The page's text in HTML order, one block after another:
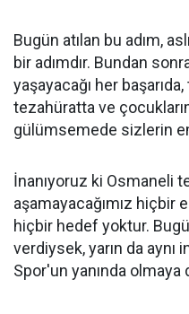
Bugün atılan bu adım,
bir adımdır. Bundan
yaşayacağı her
tezahüratta ve
gülümsemede sizlerin
İnanıyoruz ki Osmaneli
aşamayacağımız hiçbir
hiçbir hedef yoktur.
verdiysek, yarın da aynı
Spor'un yanında